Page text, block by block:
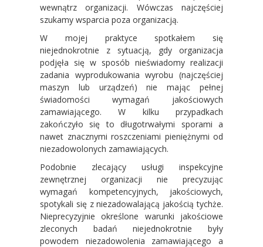
wewnątrz organizacji. Wówczas najczęściej
szukamy wsparcia poza organizacją.
W mojej praktyce spotkałem się
niejednokrotnie z sytuacją, gdy organizacja
podjęła się w sposób nieświadomy realizacji
zadania wyprodukowania wyrobu (najczęściej
maszyn lub urządzeń) nie mając pełnej
świadomości wymagań jakościowych
zamawiającego. W kilku przypadkach
zakończyło się to długotrwałymi sporami a
nawet znacznymi roszczeniami pieniężnymi od
niezadowolonych zamawiających.
Podobnie zlecający usługi inspekcyjne
zewnętrznej organizacji nie precyzując
wymagań kompetencyjnych, jakościowych,
spotykali się z niezadowalającą jakością tychże.
Nieprecyzyjnie określone warunki jakościowe
zleconych badań niejednokrotnie były
powodem niezadowolenia zamawiającego a